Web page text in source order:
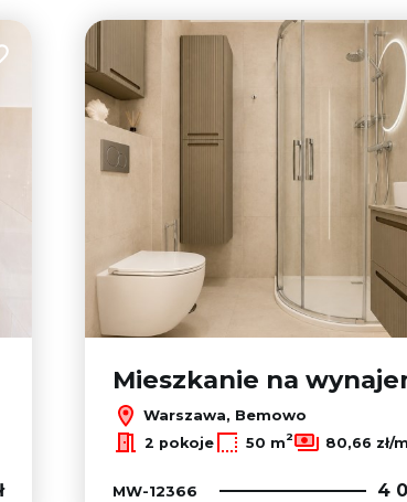
do ulubionych
Mieszkanie na
Warszawa, Bemowo
2 pokoje 50 m2 80,66 zł/m
MW-12366 4